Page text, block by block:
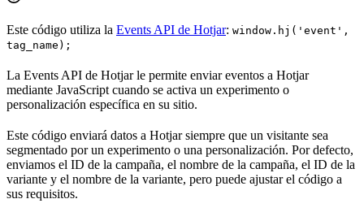
Este código utiliza la Events API de Hotjar: window.hj('event',
tag_name);
La Events API de Hotjar le permite enviar eventos a Hotjar
mediante JavaScript cuando se activa un experimento o
personalización específica en su sitio.
Este código enviará datos a Hotjar siempre que un visitante sea
segmentado por un experimento o una personalización. Por defecto,
enviamos el ID de la campaña, el nombre de la campaña, el ID de la
variante y el nombre de la variante, pero puede ajustar el código a
sus requisitos.